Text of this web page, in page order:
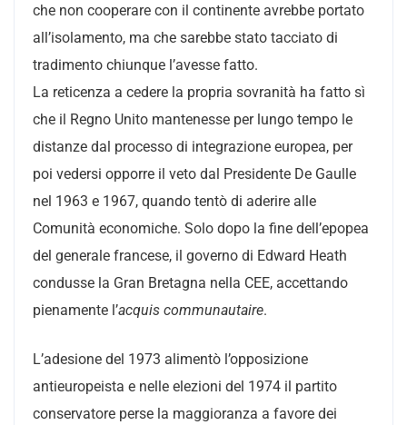
che non cooperare con il continente avrebbe portato
all’isolamento, ma che sarebbe stato tacciato di
tradimento chiunque l’avesse fatto.
La reticenza a cedere la propria sovranità ha fatto sì
che il Regno Unito mantenesse per lungo tempo le
distanze dal processo di integrazione europea, per
poi vedersi opporre il veto dal Presidente De Gaulle
nel 1963 e 1967, quando tentò di aderire alle
Comunità economiche. Solo dopo la fine dell’epopea
del generale francese, il governo di Edward Heath
condusse la Gran Bretagna nella CEE, accettando
pienamente l’acquis communautaire.
L’adesione del 1973 alimentò l’opposizione
antieuropeista e nelle elezioni del 1974 il partito
conservatore perse la maggioranza a favore dei